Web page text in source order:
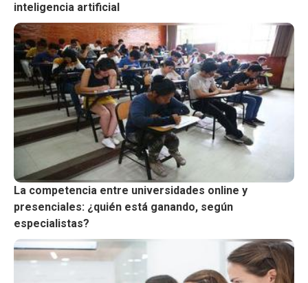
inteligencia artificial
La competencia entre universidades online y
presenciales: ¿quién está ganando, según
especialistas?